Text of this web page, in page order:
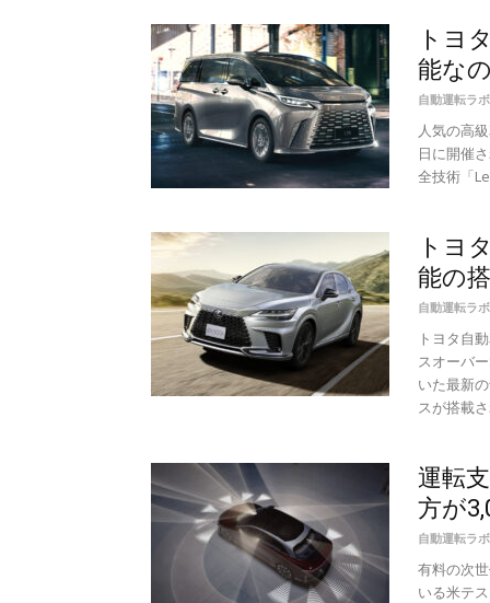
トヨ
能な
自動運転ラ
人気の高
日に開催
全技術「
トヨ
能の
自動運転ラ
トヨタ自
スオーバ
いた最新
スが搭載
運転
方が
自動運転ラ
有料の次
いる米テ